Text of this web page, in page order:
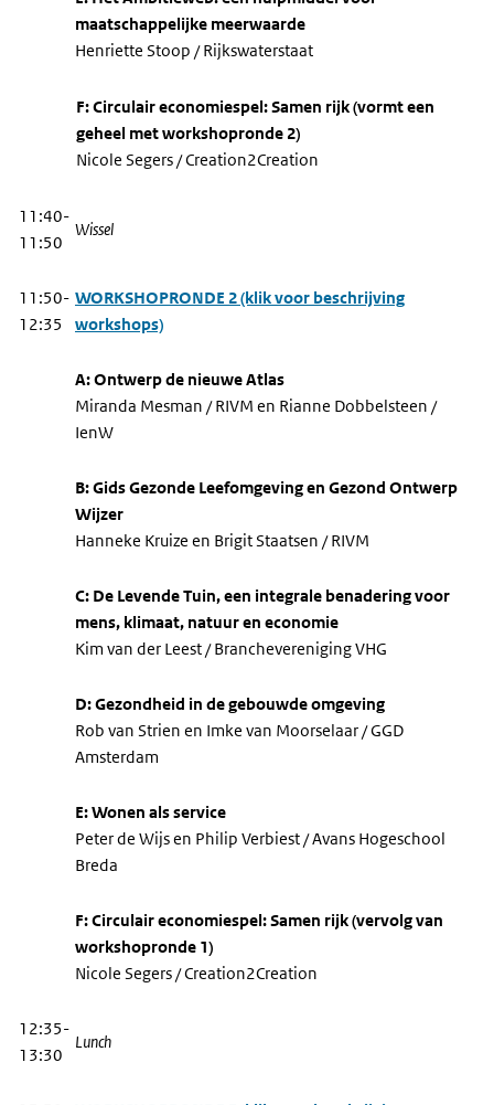
maatschappelijke meerwaarde
Henriette Stoop / Rijkswaterstaat
F: Circulair economiespel: Samen rijk (vormt een
geheel met workshopronde 2)
Nicole Segers / Creation2Creation
11:40-
11:50
Wissel
11:50-
12:35
WORKSHOPRONDE 2 (klik voor beschrijving
workshops)
A: Ontwerp de nieuwe Atlas
Miranda Mesman / RIVM en Rianne Dobbelsteen /
IenW
B: Gids Gezonde Leefomgeving en Gezond Ontwerp
Wijzer
Hanneke Kruize en Brigit Staatsen / RIVM
C: De Levende Tuin, een integrale benadering voor
mens, klimaat, natuur en economie
Kim van der Leest / Branchevereniging VHG
D: Gezondheid in de gebouwde omgeving
Rob van Strien en Imke van Moorselaar / GGD
Amsterdam
E: Wonen als service
Peter de Wijs en Philip Verbiest / Avans Hogeschool
Breda
F: Circulair economiespel: Samen rijk (vervolg van
workshopronde 1)
Nicole Segers / Creation2Creation
12:35-
13:30
Lunch